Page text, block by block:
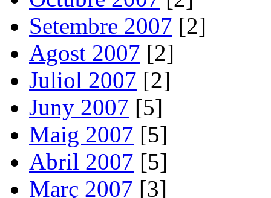
Setembre 2007 [2]
Agost 2007 [2]
Juliol 2007 [2]
Juny 2007 [5]
Maig 2007 [5]
Abril 2007 [5]
Març 2007 [3]